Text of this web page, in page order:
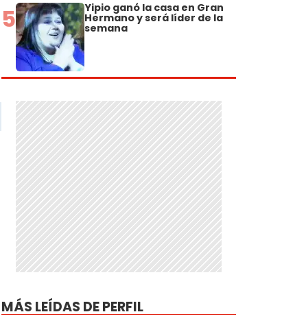
5 Yipio ganó la casa en Gran
Hermano y será líder de la
semana
MÁS LEÍDAS DE PERFIL